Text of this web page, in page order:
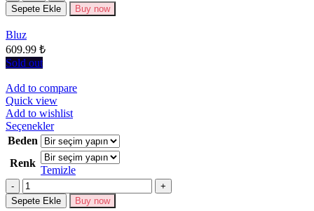
var.
Sepete Ekle Buy now
Bluz
609.99 ₺
Sold out
Add to compare
Quick view
Add to wishlist
SeçeneklerBu
ürünün
birden
fazla
varyasyonu
Seçenekler
Beden
Renk
Temizle
Miktar
Sepete Ekle Buy now